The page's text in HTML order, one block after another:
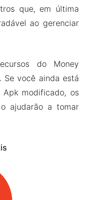
que, em última
ao gerenciar
do Money
Se você ainda está
modificado, os
ajudarão a tomar